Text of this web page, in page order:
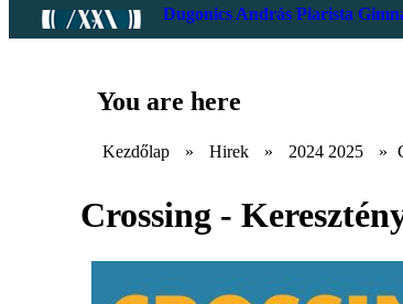
Dugonics András Piarista
You are here
Kezdőlap » Hirek » 2024 2025 »
Crossing -